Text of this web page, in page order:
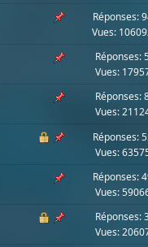
Réponses:
Vues:
Réponses: 5
Vues:
Réponses:
Vues:
Réponses:
Vues:
Réponses:
Vues:
Réponses:
Vues: